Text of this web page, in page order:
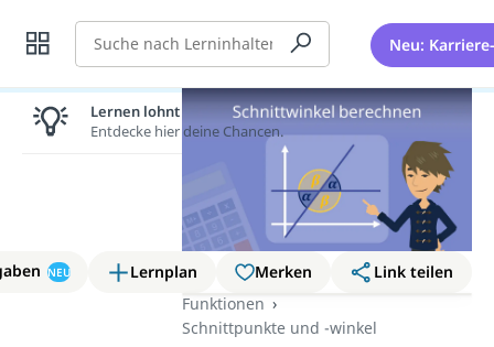
Suche Neu:
NEU Lernplan Merken
Link teilen
Funktionen
Schnittpunkte und -winkel
Lernen lohnt sich!
Entdecke hier deine Chancen.